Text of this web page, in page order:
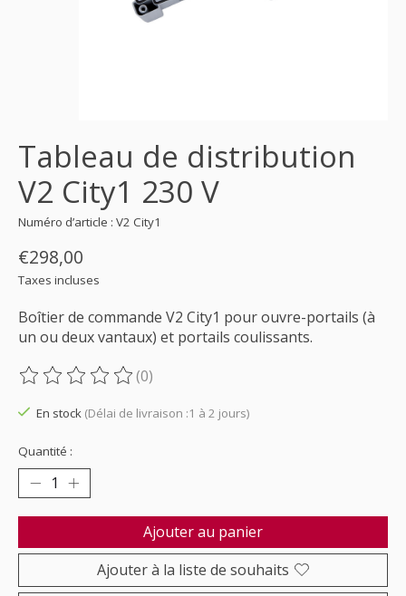
Tableau de distribution
V2 City1 230 V
Numéro d’article : V2 City1
€298,00
Taxes incluses
Boîtier de commande V2 City1 pour ouvre-portails (à
un ou deux vantaux) et portails coulissants.
Ce produit est évalué à
(0)
En stock (Délai de livraison :1 à 2 jours)
Quantité :
Ajouter au panier
Ajouter à la liste de souhaits